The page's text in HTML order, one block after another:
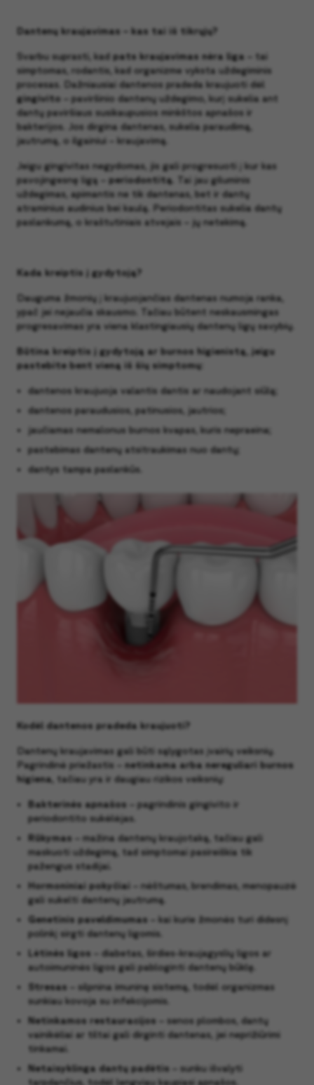
Dantenų kraujavimas – kas tai iš tikrųjų?
Svarbu suprasti, kad pats kraujavimas nėra liga – tai
simptomas, rodantis, kad organizme vyksta uždegiminis
procesas. Dažniausiai dantenos pradeda kraujuoti dėl
gingivito – paviršinio dantenų uždegimo, kurį sukelia ant
dantų paviršiaus susikaupusios minkštos apnašos ir
bakterijos. Jos dirgina dantenas, sukelia paraudimą,
jautrumą, o ilgainiui – kraujavimą.
Jeigu gingivitas negydomas, jis gali progresuoti į kur kas
pavojingesnę ligą – periodontitą . Tai jau giluminis
uždegimas, apimantis ne tik dantenas, bet ir dantų
atraminius audinius bei kaulą. Periodontitas sukelia dantų
paslankumą, o kraštutiniais atvejais – jų netekimą.
Kada kreiptis į gydytoją?
Dauguma žmonių į kraujuojančias dantenas numoja ranka,
ypač jei nejaučia skausmo. Tačiau būtent neskausmingas
progresavimas yra viena klastingiausių dantenų ligų savybių.
Būtina kreiptis į gydytoją ar burnos higienistą, jeigu
pastebite bent vieną iš šių simptomų:
dantenos kraujuoja valantis dantis ar naudojant siūlą;
dantenos paraudusios, patinusios, jautrios;
jaučiamas nemalonus burnos kvapas, kuris nepraeina;
pastebimas dantenų atsitraukimas nuo dantų;
dantys tampa paslankūs.
Kodėl dantenos pradeda kraujuoti?
Dantenų kraujavimas gali būti sąlygotas įvairių veiksnių.
Pagrindinė priežastis – netinkama arba nereguliari burnos
higiena , tačiau yra ir daugiau rizikos veiksnių:
Bakterinės apnašos – pagrindinis gingivito ir
periodontito sukėlėjas.
Rūkymas – mažina dantenų kraujotaką, tačiau gali
maskuoti uždegimą, tad simptomai pasireiškia tik
pažengus stadijai.
Hormoniniai pokyčiai
– nėštumas, brendimas, menopauzė
gali sukelti dantenų jautrumą.
Genetinis paveldimumas – kai kurie žmonės turi didesnį
polinkį sirgti dantenų ligomis.
Lėtinės ligos – diabetas, širdies-kraujagyslių ligos ar
autoimuninės ligos gali pabloginti dantenų būklę.
Stresas – silpnina imuninę sistemą, todėl organizmas
sunkiau kovoja su infekcijomis.
Netinkamos restauracijos – senos plombos, dantų
vainikėliai ar tiltai gali dirginti dantenas, jei neprižiūrimi
tinkamai.
Netaisyklinga dantų padėtis – sunku išvalyti
tarpdančius, todėl lengviau kaupiasi apnašos.